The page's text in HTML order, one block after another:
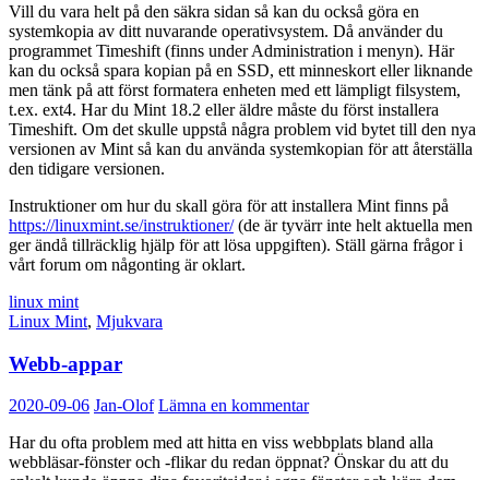
Vill du vara helt på den säkra sidan så kan du också göra en
systemkopia av ditt nuvarande operativsystem. Då använder du
programmet Timeshift (finns under Administration i menyn). Här
kan du också spara kopian på en SSD, ett minneskort eller liknande
men tänk på att först formatera enheten med ett lämpligt filsystem,
t.ex. ext4. Har du Mint 18.2 eller äldre måste du först installera
Timeshift. Om det skulle uppstå några problem vid bytet till den nya
versionen av Mint så kan du använda systemkopian för att återställa
den tidigare versionen.
Instruktioner om hur du skall göra för att installera Mint finns på
https://linuxmint.se/instruktioner/(de är tyvärr inte helt aktuella men
ger ändå tillräcklig hjälp för att lösa uppgiften). Ställ gärna frågor i
vårt forum om någonting är oklart.
linux mint
Linux Mint, Mjukvara
Webb-appar
2020-09-06 Jan-Olof Lämna en kommentar
Har du ofta problem med att hitta en viss webbplats bland alla
webbläsar-fönster och -flikar du redan öppnat? Önskar du att du